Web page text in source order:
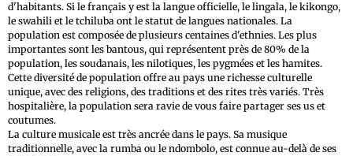
d'habitants. Si le français y est la langue officielle, le lingala, le kikongo,
le swahili et le tchiluba ont le statut de langues nationales. La
population est composée de plusieurs centaines d'ethnies. Les plus
importantes sont les bantous, qui représentent près de 80% de la
population, les soudanais, les nilotiques, les pygmées et les hamites.
Cette diversité de population offre au pays une richesse culturelle
unique, avec des religions, des traditions et des rites très variés. Très
hospitalière, la population sera ravie de vous faire partager ses us et
coutumes.
La culture musicale est très ancrée dans le pays. Sa musique
traditionnelle, avec la rumba ou le ndombolo, est connue au-delà de ses